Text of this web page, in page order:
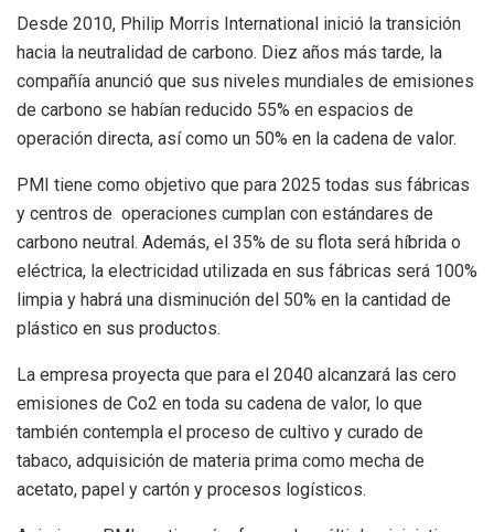
Desde 2010, Philip Morris International inició la transición
hacia la neutralidad de carbono. Diez años más tarde, la
compañía anunció que sus niveles mundiales de emisiones
de carbono se habían reducido 55% en espacios de
operación directa, así como un 50% en la cadena de valor.
PMI tiene como objetivo que para 2025 todas sus fábricas
y centros de operaciones cumplan con estándares de
carbono neutral. Además, el 35% de su flota será híbrida o
eléctrica, la electricidad utilizada en sus fábricas será 100%
limpia y habrá una disminución del 50% en la cantidad de
plástico en sus productos.
La empresa proyecta que para el 2040 alcanzará las cero
emisiones de Co2 en toda su cadena de valor, lo que
también contempla el proceso de cultivo y curado de
tabaco, adquisición de materia prima como mecha de
acetato, papel y cartón y procesos logísticos.